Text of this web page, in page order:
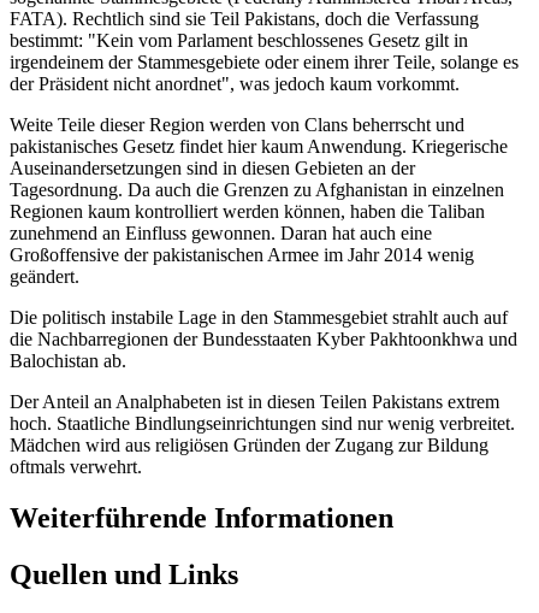
FATA). Rechtlich sind sie Teil Pakistans, doch die Verfassung
bestimmt: "Kein vom Parlament beschlossenes Gesetz gilt in
irgendeinem der Stammesgebiete oder einem ihrer Teile, solange es
der Präsident nicht anordnet", was jedoch kaum vorkommt.
Weite Teile dieser Region werden von Clans beherrscht und
pakistanisches Gesetz findet hier kaum Anwendung. Kriegerische
Auseinandersetzungen sind in diesen Gebieten an der
Tagesordnung. Da auch die Grenzen zu Afghanistan in einzelnen
Regionen kaum kontrolliert werden können, haben die Taliban
zunehmend an Einfluss gewonnen. Daran hat auch eine
Großoffensive der pakistanischen Armee im Jahr 2014 wenig
geändert.
Die politisch instabile Lage in den Stammesgebiet strahlt auch auf
die Nachbarregionen der Bundesstaaten Kyber Pakhtoonkhwa und
Balochistan ab.
Der Anteil an Analphabeten ist in diesen Teilen Pakistans extrem
hoch. Staatliche Bindlungseinrichtungen sind nur wenig verbreitet.
Mädchen wird aus religiösen Gründen der Zugang zur Bildung
oftmals verwehrt.
Weiterführende Informationen
Quellen und Links